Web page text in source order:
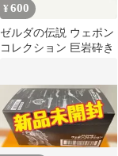
¥600
ゼルダの伝説 ウェポン
コレクション 巨岩砕き